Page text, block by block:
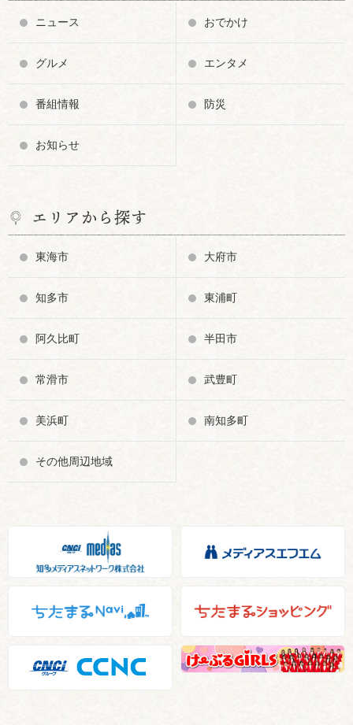
ト工作
日本100名城めぐり
スズメバチの巣 除去申請
について
盆踊りシーズン前に 講
ニュース おでかけ
グルメ エンタメ
番組情報 防災
お知らせ
エリアから探す
東海市 大府市
知多市 東浦町
阿久比町 半田市
常滑市 武豊町
美浜町 南知多町
その他周辺地域